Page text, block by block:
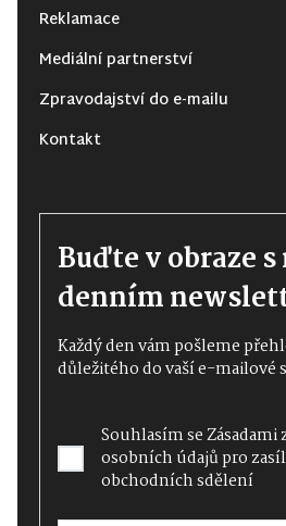
Reklamace
Mediální partnerství
Zpravodajství do e-mailu
Kontakt
Buďte v obraze
denním
Každý den vám pošleme
důležitého do vaší e-mailové
Souhlasím seZásadami
osobních údajůpro
obchodních sdělení